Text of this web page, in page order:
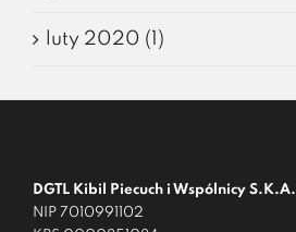
luty 2020 (1)
DGTL Kibil Piecuch i Wspólnicy S.K.A.
NIP 7010991102